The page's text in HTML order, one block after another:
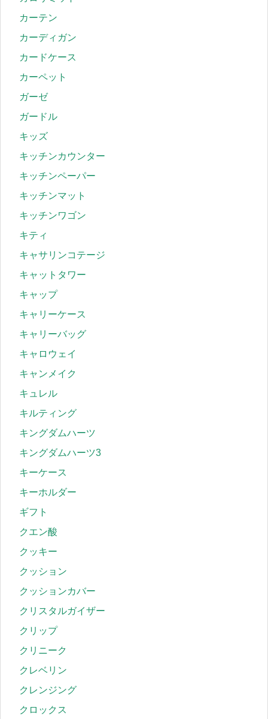
カーテン
カーディガン
カードケース
カーペット
ガーゼ
ガードル
キッズ
キッチンカウンター
キッチンペーパー
キッチンマット
キッチンワゴン
キティ
キャサリンコテージ
キャットタワー
キャップ
キャリーケース
キャリーバッグ
キャロウェイ
キャンメイク
キュレル
キルティング
キングダムハーツ
キングダムハーツ3
キーケース
キーホルダー
ギフト
クエン酸
クッキー
クッション
クッションカバー
クリスタルガイザー
クリップ
クリニーク
クレベリン
クレンジング
クロックス